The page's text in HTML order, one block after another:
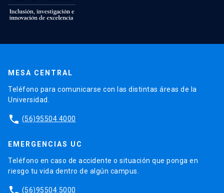
MESA CENTRAL
Teléfono para comunicarse con las distintas áreas de la
Universidad.
phone (56)95504 4000
EMERGENCIAS UC
Teléfono en caso de accidente o situación que ponga en
riesgo tu vida dentro de algún campus.
(56)95504 5000